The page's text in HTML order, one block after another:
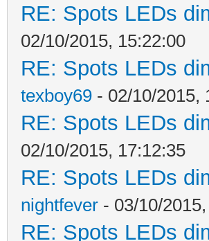
RE: Spots LEDs
02/10/2015, 15:22:00
RE: Spots LEDs
texboy69 - 02/10/2015,
RE: Spots LEDs
02/10/2015, 17:12:35
RE: Spots LEDs
nightfever - 03/10/
RE: Spots LEDs